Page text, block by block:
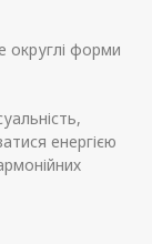
округлі форми
енергією